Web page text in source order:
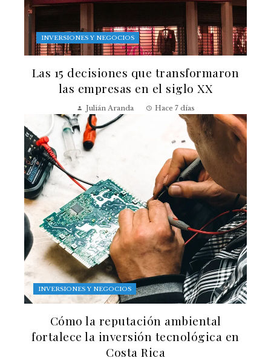
INVERSIONES Y NEGOCIOS
Las 15 decisiones que transformaron
las empresas en el siglo XX
Julián Aranda Hace 7 días
INVERSIONES Y NEGOCIOS
Cómo la reputación ambiental
fortalece la inversión tecnológica en
Costa Rica